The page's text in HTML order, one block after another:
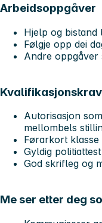
Arbeidsoppgåver
Hjelp og
Følgje opp dei
Andre oppgåver
Kvalifikasjonskrav
Autorisasjon
mellombels
Førarkort klasse
Gyldig politiattest
God skrifleg og
Me ser etter deg